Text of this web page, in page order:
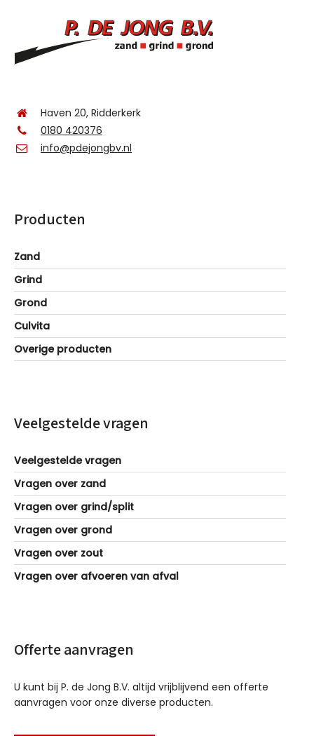
Haven 20, Ridderkerk
0180 420376
info@pdejongbv.nl
Producten
Zand
Grind
Grond
Culvita
Overige producten
Veelgestelde vragen
Veelgestelde vragen
Vragen over zand
Vragen over grind/split
Vragen over grond
Vragen over zout
Vragen over afvoeren van afval
Offerte aanvragen
U kunt bij P. de Jong B.V. altijd vrijblijvend een offerte
aanvragen voor onze diverse producten.